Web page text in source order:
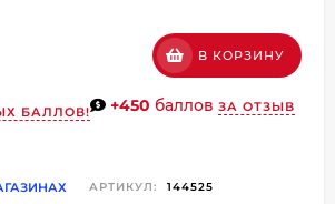
В КОРЗИНУ
БАЛЛОВ! +450 баллов ЗА ОТЗЫВ
АРТИКУЛ: 144525
с вашей карты
2 недели